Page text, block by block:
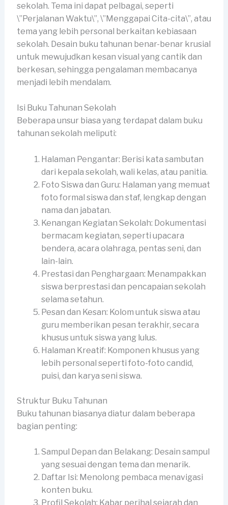
sekolah. Tema ini dapat pelbagai, seperti
\”Perjalanan Waktu\”, \”Menggapai Cita-cita\”, atau
tema yang lebih personal berkaitan kebiasaan
sekolah. Desain buku tahunan benar-benar krusial
untuk mewujudkan kesan visual yang cantik dan
berkesan, sehingga pengalaman membacanya
menjadi lebih mendalam.
Isi Buku Tahunan Sekolah
Beberapa unsur biasa yang terdapat dalam buku
tahunan sekolah meliputi:
Halaman Pengantar: Berisi kata sambutan
dari kepala sekolah, wali kelas, atau panitia.
Foto Siswa dan Guru: Halaman yang memuat
foto formal siswa dan staf, lengkap dengan
nama dan jabatan.
Kenangan Kegiatan Sekolah: Dokumentasi
bermacam kegiatan, seperti upacara
bendera, acara olahraga, pentas seni, dan
lain-lain.
Prestasi dan Penghargaan: Menampakkan
siswa berprestasi dan pencapaian sekolah
selama setahun.
Pesan dan Kesan: Kolom untuk siswa atau
guru memberikan pesan terakhir, secara
khusus untuk siswa yang lulus.
Halaman Kreatif: Komponen khusus yang
lebih personal seperti foto-foto candid,
puisi, dan karya seni siswa.
Struktur Buku Tahunan
Buku tahunan biasanya diatur dalam beberapa
bagian penting:
Sampul Depan dan Belakang: Desain sampul
yang sesuai dengan tema dan menarik.
Daftar Isi: Menolong pembaca menavigasi
konten buku.
Profil Sekolah: Kabar perihal sejarah dan